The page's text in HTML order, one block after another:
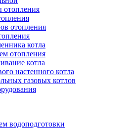
отопления
отопления
котла
отопления
котла
настенного котла
газовых котлов
водоподготовки